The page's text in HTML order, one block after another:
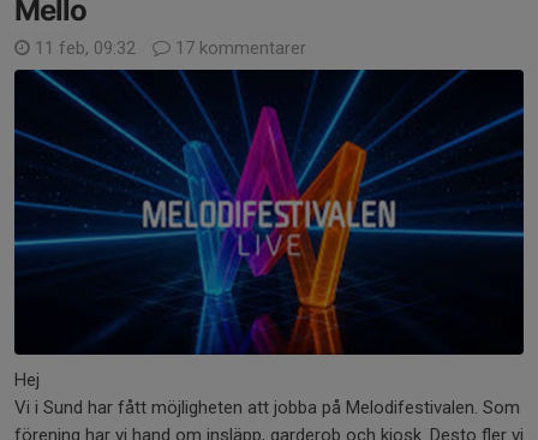
Mello
11 feb, 09:32 17 kommentarer
Hej
Vi i Sund har fått möjligheten att jobba på Melodifestivalen. Som
förening har vi hand om insläpp, garderob och kiosk. Desto fler vi